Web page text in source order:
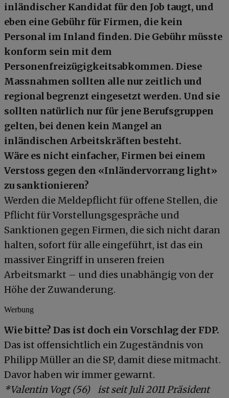
inländischer Kandidat für den Job taugt, und
eben eine Gebühr für Firmen, die kein
Personal im Inland finden. Die Gebühr müsste
konform sein mit dem
Personenfreizügigkeitsabkommen. Diese
Massnahmen sollten alle nur zeitlich und
regional begrenzt eingesetzt werden. Und sie
sollten natürlich nur für jene Berufsgruppen
gelten, bei denen kein Mangel an
inländischen Arbeitskräften besteht.
Wäre es nicht einfacher, Firmen bei einem
Verstoss gegen den «Inländervorrang light»
zu sanktionieren?
Werden die Meldepflicht für offene Stellen, die
Pflicht für Vorstellungsgespräche und
Sanktionen gegen Firmen, die sich nicht daran
halten, sofort für alle eingeführt, ist das ein
massiver Eingriff in unseren freien
Arbeitsmarkt – und dies unabhängig von der
Höhe der Zuwanderung.
Werbung
Wie bitte? Das ist doch ein Vorschlag der FDP.
Das ist offensichtlich ein Zugeständnis von
Philipp Müller an die SP, damit diese mitmacht.
Davor haben wir immer gewarnt.
*Valentin Vogt (56) ist seit Juli 2011 Präsident